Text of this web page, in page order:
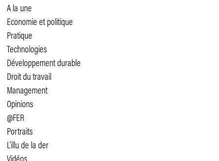
A la une
Economie et politique
Pratique
Technologies
Développement durable
Droit du travail
Management
Opinions
@FER
Portraits
L'illu de la der